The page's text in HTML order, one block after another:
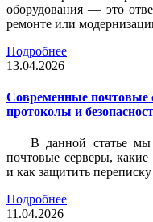
оборудования — это
ремонте или
Подробнее
13.04.2026
Современные почтовые
протоколы и
В данной статье мы
почтовые серверы,
и как защитить переписку
Подробнее
11.04.2026